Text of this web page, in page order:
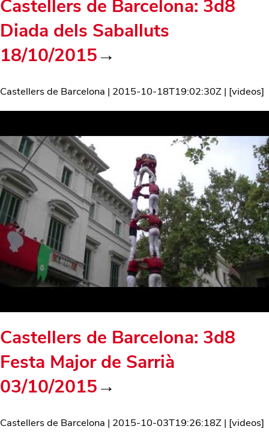
Castellers de Barcelona: 3d8
Diada dels Saballuts
18/10/2015→
Castellers de Barcelona | 2015-10-18T19:02:30Z | [videos]
Castellers de Barcelona: 3d8
Festa Major de Sarrià
03/10/2015→
Castellers de Barcelona | 2015-10-03T19:26:18Z | [videos]